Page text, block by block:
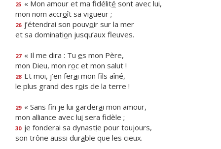
25 « Mon amour et ma fidélité sont avec lui,
mon nom accroît sa vigueur ;
26 j’étendrai son pouvoir sur la mer
et sa domination jusqu’aux fleuves.
27 « Il me dira : Tu es mon Père,
mon Dieu, mon roc et mon salut !
28 Et moi, j’en ferai mon fils aîné,
le plus grand des rois de la terre !
29 « Sans fin je lui garderai mon amour,
mon alliance avec lui sera fidèle ;
30 je fonderai sa dynastie pour toujours,
son trône aussi durable que les cieux.